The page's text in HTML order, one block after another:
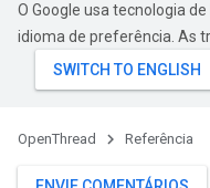
O Google usa tecnologia
idioma de preferência. As
OpenThread Referência